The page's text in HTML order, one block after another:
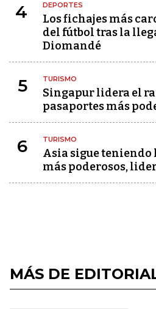
4 DEPORTES
Los fichajes más
del fútbol tras la
Diomandé
5 TURISMO
Singapur lidera el
pasaportes más
6 TURISMO
Asia sigue teniendo
más poderosos,
MÁS DE